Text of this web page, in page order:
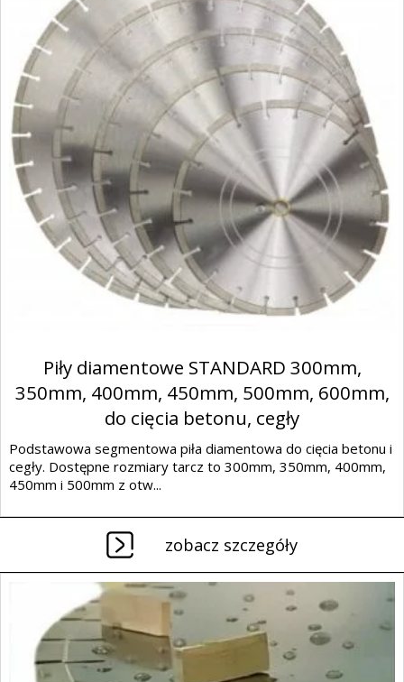
Piły diamentowe STANDARD 300mm,
350mm, 400mm, 450mm, 500mm, 600mm,
do cięcia betonu, cegły
Podstawowa segmentowa piła diamentowa do cięcia betonu i
cegły. Dostępne rozmiary tarcz to 300mm, 350mm, 400mm,
450mm i 500mm z otw...
zobacz szczegóły